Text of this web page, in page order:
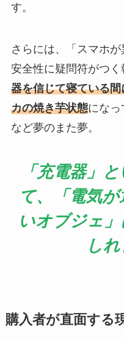
す。
さらには、「スマホが
安全性に疑問符がつく
器を信じて寝ている
カの焼き芋状態にな
など夢のまた夢。
「充電器」
て、「電気
いオブジェ
しれ
購入者が直面する